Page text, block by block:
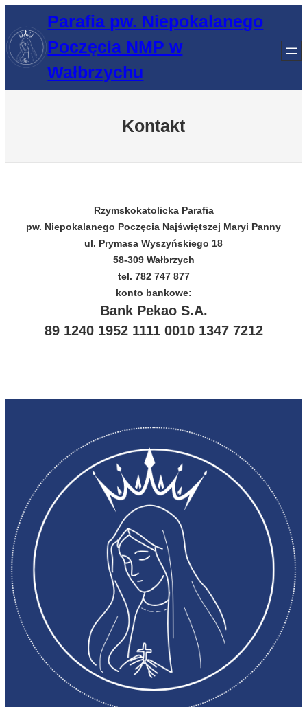
treści
Parafia pw. Niepokalanego
Poczęcia NMP w
Wałbrzychu
Kontakt
Rzymskokatolicka Parafia
pw. Niepokalanego Poczęcia Najświętszej Maryi Panny
ul. Prymasa Wyszyńskiego 18
58-309 Wałbrzych
tel. 782 747 877
konto bankowe:
Bank Pekao S.A.
89 1240 1952 1111 0010 1347 7212